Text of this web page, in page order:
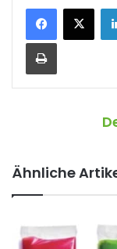
Ähnliche